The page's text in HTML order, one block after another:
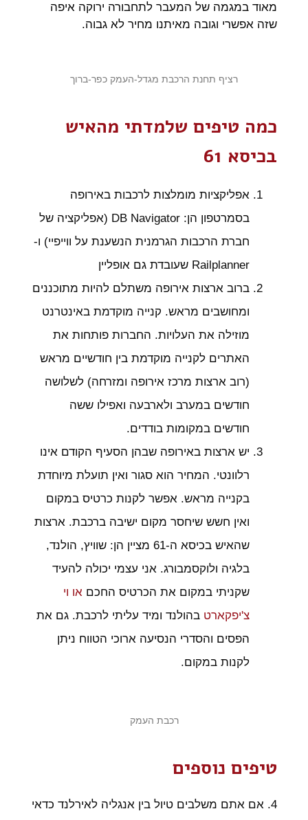
מאוד במגמה של המעבר לתחבורה ירוקה איפה
שזה אפשרי וגובה מאיתנו מחיר לא גבוה.
רציף תחנת הרכבת מגדל-העמק כפר-ברוך
כמה טיפים שלמדתי מהאיש
בכיסא 61
אפליקציות מומלצות לרכבות באירופה
בסמרטפון הן: DB Navigator (אפליקציה של
חברת הרכבות הגרמנית הנשענת על ווייפיי) ו-
Railplanner שעובדת גם אופליין
ברוב ארצות אירופה משתלם להיות מתוכננים
ומחושבים מראש. קנייה מוקדמת באינטרנט
מוזילה את העלויות. החברות פותחות את
האתרים לקנייה מוקדמת בין חודשיים מראש
(רוב ארצות מרכז אירופה ומזרחה) לשלושה
חודשים במערב ולארבעה ואפילו ששה
חודשים במקומות בודדים.
יש ארצות באירופה שבהן הסעיף הקודם אינו
רלוונטי. המחיר הוא סגור ואין תועלת מיוחדת
בקנייה מראש. אפשר לקנות כרטיס במקום
ואין חשש שיחסר מקום ישיבה ברכבת. ארצות
שהאיש בכיסא ה-61 מציין הן: שוויץ, הולנד,
בלגיה ולוקסמבורג. אני עצמי יכולה להעיד
שקניתי במקום את הכרטיס החכם או וי
צ'יפקארט בהולנד ומיד עליתי לרכבת. גם את
הפסים והסדרי הנסיעה ארוכי הטווח ניתן
לקנות במקום.
רכבת העמק
טיפים נוספים
4. אם אתם משלבים טיול בין אנגליה לאירלנד כדאי